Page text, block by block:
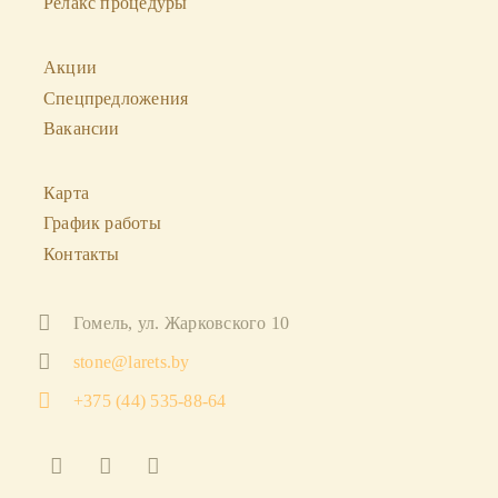
Акции
Спецпредложения
Вакансии
Карта
График работы
Контакты
Гомель, ул. Жарковского 10
stone@larets.by
+375 (44) 535-88-64